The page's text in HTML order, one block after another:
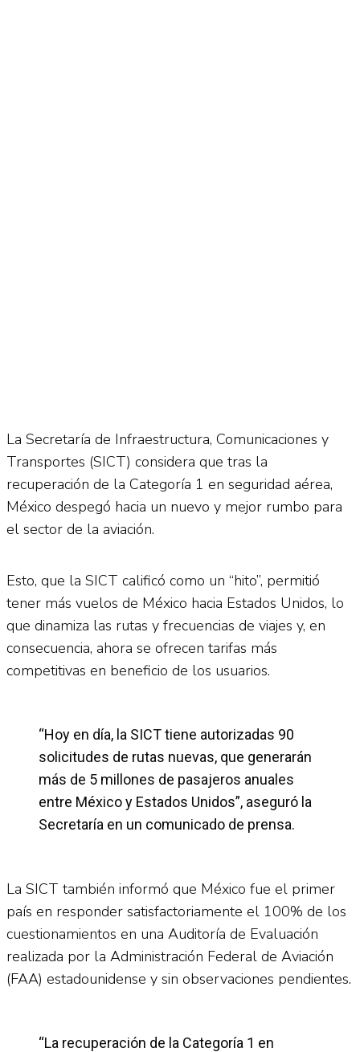
La Secretaría de Infraestructura, Comunicaciones y
Transportes (SICT) considera que tras la
recuperación de la Categoría 1 en seguridad aérea,
México despegó hacia un nuevo y mejor rumbo para
el sector de la aviación.
Esto, que la SICT calificó como un “hito”, permitió
tener más vuelos de México hacia Estados Unidos, lo
que dinamiza las rutas y frecuencias de viajes y, en
consecuencia, ahora se ofrecen tarifas más
competitivas en beneficio de los usuarios.
“Hoy en día, la SICT tiene autorizadas 90
solicitudes de rutas nuevas, que generarán
más de 5 millones de pasajeros anuales
entre México у Estados Unidos”, aseguró la
Secretaría en un comunicado de prensa.
La SICT también informó que México fue el primer
país en responder satisfactoriamente el 100% de los
cuestionamientos en una Auditoría de Evaluación
realizada por la Administración Federal de Aviación
(FAA) estadounidense y sin observaciones pendientes.
“La recuperación de la Categoría 1 en